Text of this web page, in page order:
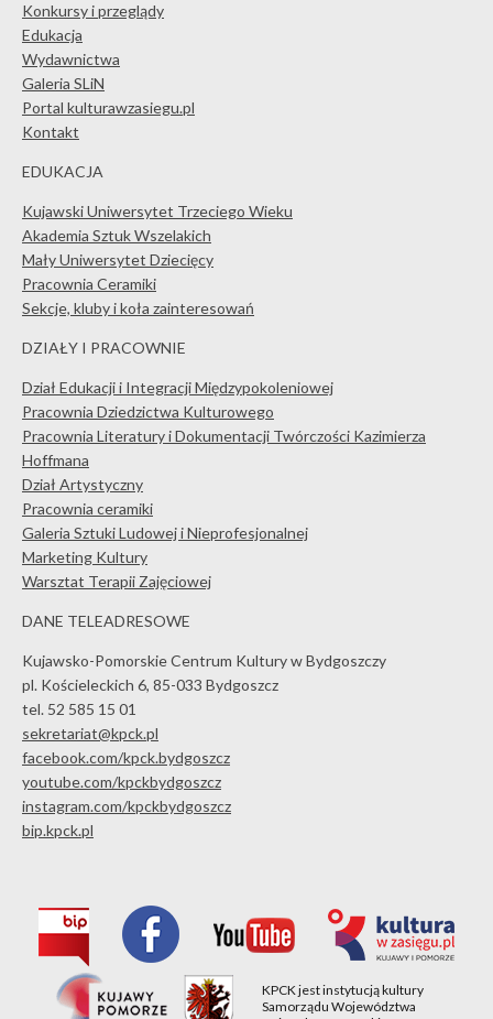
Konkursy i przeglądy
Edukacja
Wydawnictwa
Galeria SLiN
Portal kulturawzasiegu.pl
Kontakt
EDUKACJA
Kujawski Uniwersytet Trzeciego Wieku
Akademia Sztuk Wszelakich
Mały Uniwersytet Dziecięcy
Pracownia Ceramiki
Sekcje, kluby i koła zainteresowań
DZIAŁY I PRACOWNIE
Dział Edukacji i Integracji Międzypokoleniowej
Pracownia Dziedzictwa Kulturowego
Pracownia Literatury i Dokumentacji Twórczości Kazimierza
Hoffmana
Dział Artystyczny
Pracownia ceramiki
Galeria Sztuki Ludowej i Nieprofesjonalnej
Marketing Kultury
Warsztat Terapii Zajęciowej
DANE TELEADRESOWE
Kujawsko-Pomorskie Centrum Kultury w Bydgoszczy
pl. Kościeleckich 6, 85-033 Bydgoszcz
tel. 52 585 15 01
sekretariat@kpck.pl
facebook.com/kpck.bydgoszcz
youtube.com/kpckbydgoszcz
instagram.com/kpckbydgoszcz
bip.kpck.pl
KPCK jest instytucją kultury
Samorządu Województwa